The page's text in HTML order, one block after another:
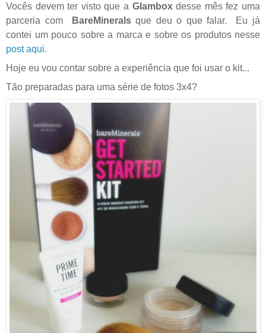
Vocês devem ter visto que a Glamboxdesse mês fez uma
parceria com
BareMineralsque deu o que falar. Eu já
contei um pouco sobre a marca e sobre os produtos nesse
post aqui.
Hoje eu vou contar sobre a experiência que foi usar o kit...
Tão preparadas para uma série de fotos 3x4?